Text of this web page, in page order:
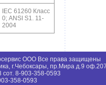
IEC 61260 Класс
0; ANSI S1. 11-
2004
ООО Все права защищены
г.Чебоксары, пр.Мира д.9
сот. 8-903-358-0593
358-0593